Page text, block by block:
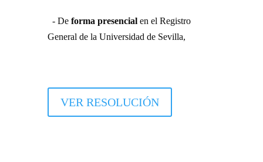
- De forma presencial en el Registro
General de la Universidad de Sevilla,
VER RESOLUCIÓN